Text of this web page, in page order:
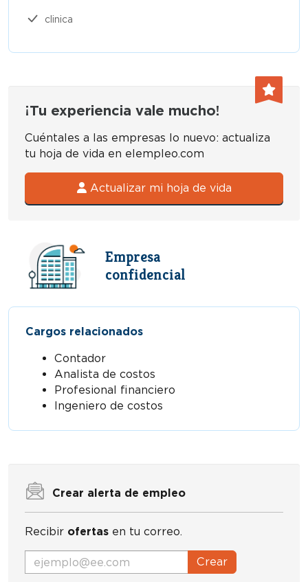
Empresa
confidencial
Cargos relacionados
Contador
Analista de costos
Profesional financiero
Ingeniero de costos
Crear alerta de empleo
Recibir ofertas en tu correo.
Crear
clinica
¡Tu experiencia vale mucho!
Cuéntales a las empresas lo nuevo: actualiza
tu hoja de vida en elempleo.com
Actualizar mi hoja de vida